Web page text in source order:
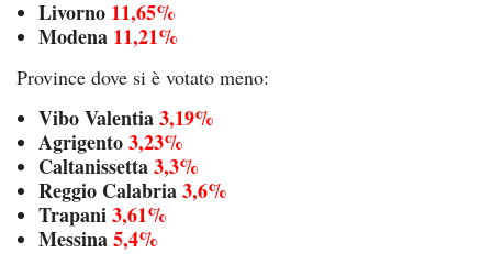
Livorno 11,65%
Modena 11,21%
Province dove si è votato meno:
Vibo Valentia3,19%
Agrigento3,23%
Caltanissetta3,3%
Reggio Calabria3,6%
Trapani3,61%
Messina5,4%